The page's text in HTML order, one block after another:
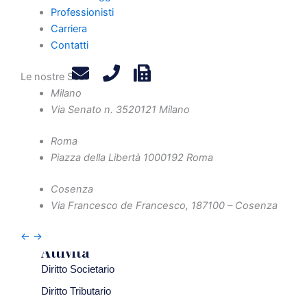
Professionisti
Carriera
Contatti
Le nostre Sedi
Milano
Via Senato n. 3520121 Milano
Roma
Piazza della Libertà 1000192 Roma
Cosenza
Via Francesco de Francesco, 187100 – Cosenza
← →
2423 e 2427 c.c., ritenendola illecita ex art. 2379 c.c.
Home
Chi Siamo
Novità e Aggiornamenti
Contatti
Legals
Attività
Diritto Societario
Diritto Tributario